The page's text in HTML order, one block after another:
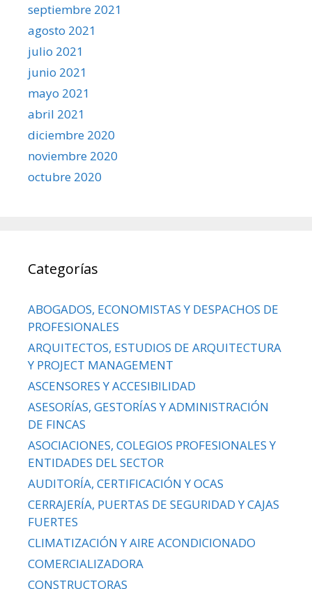
septiembre 2021
agosto 2021
julio 2021
junio 2021
mayo 2021
abril 2021
diciembre 2020
noviembre 2020
octubre 2020
Categorías
ABOGADOS, ECONOMISTAS Y DESPACHOS DE
PROFESIONALES
ARQUITECTOS, ESTUDIOS DE ARQUITECTURA
Y PROJECT MANAGEMENT
ASCENSORES Y ACCESIBILIDAD
ASESORÍAS, GESTORÍAS Y ADMINISTRACIÓN
DE FINCAS
ASOCIACIONES, COLEGIOS PROFESIONALES Y
ENTIDADES DEL SECTOR
AUDITORÍA, CERTIFICACIÓN Y OCAS
CERRAJERÍA, PUERTAS DE SEGURIDAD Y CAJAS
FUERTES
CLIMATIZACIÓN Y AIRE ACONDICIONADO
COMERCIALIZADORA
CONSTRUCTORAS